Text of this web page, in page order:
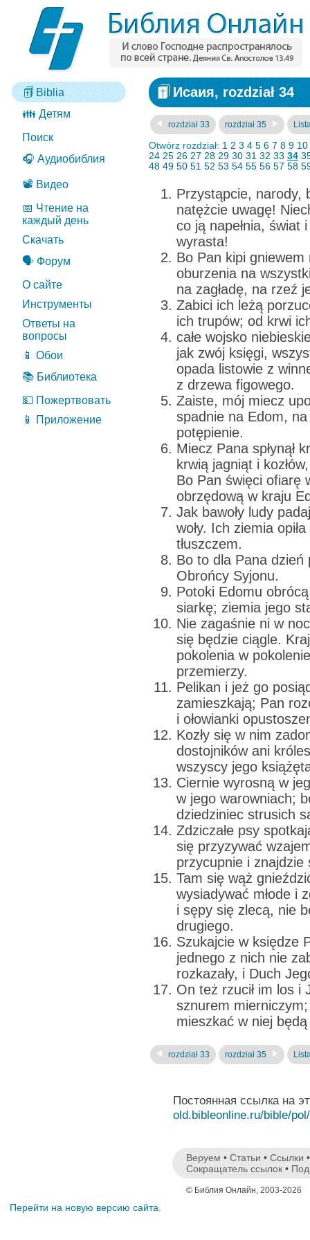
Biblia
👪 Детям
Поиск
🎧 Аудиобиблия
📽️ Видео
📅 Чтение на
каждый день
Скачать
🗣️ Форум
О сайте
Инструменты
Ответы на
вопросы
📱 Обои
📚 Библиотека
💵 Пожертвовать
📱 Приложение
Исаия, rozdział 34
rozdział 33 rozdział 35
Otwórz rozdział: 1 2 3 4 5 6 7 8 9 10
24 25 26 27 28 29 30 31 32 33 34
48 49 50 51 52 53 54 55 56 57 58
Przystąpcie, narody,
natężcie uwagę!
co ją napełnia, świat
wyrasta!
Bo Pan kipi
oburzenia na
na zagładę, na rzeź
Zabici ich leżą
ich trupów; od krwi
całe wojsko
jak zwój księgi,
opada listowie z
z drzewa figowego.
Zaiste, mój miecz
spadnie na Edom,
potępienie.
Miecz Pana spłynął
krwią jagniąt i
Bo Pan święci ofiarę
obrzędową w kraju
Jak bawoły ludy
woły. Ich ziemia
tłuszczem.
Bo to dla Pana
Obrońcy Syjonu.
Potoki Edomu
siarkę; ziemia jego
Nie zagaśnie ni w
się będzie ciągle.
pokolenia w
przemierzy.
Pelikan i jeż go
zamieszkają; Pan
i ołowianki
Kozły się w nim
dostojników ani
wszyscy jego
Ciernie wyrosną w
w jego warowniach;
dziedziniec strusich
Zdziczałe psy
się przyzywać
przycupnie i
Tam się wąż
wysiadywać młode i
i sępy się zlecą, nie
drugiego.
Szukajcie w księdze
jednego z nich nie
rozkazały, i Duch
On też rzucił im los i
sznurem
mieszkać w niej
rozdział 33 rozdział 35
Постоянная ссылка на
old.bibleonline.ru/bible/
Веруем • Статьи • Ссылки
Сокращатель ссылок •
© Библия Онлайн, 2003-2026
Перейти на новую версию сайта.